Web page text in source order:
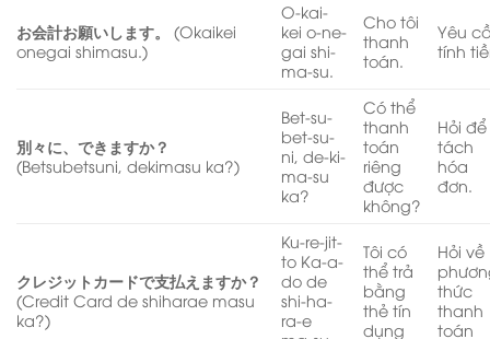
お会計お願いします。
(Okaikei
onegai shimasu.)
O-kai-
kei o-ne-
gai shi-
ma-su.
Cho tôi
thanh
toán.
Yêu
tính
別々に、できますか？
(Betsubetsuni, dekimasu ka?)
Bet-su-
bet-su-
ni, de-ki-
ma-su
ka?
Có thể
thanh
toán
riêng
được
không?
Hỏi để
tách
hóa
đơn.
クレジットカードで支払えますか？
(Credit Card de shiharae masu
ka?)
Ku-re-jit-
to Ka-a-
do de
shi-ha-
ra-e
Tôi có
thể trả
bằng
thẻ tín
dụng
Hỏi về
thức
thanh
toán